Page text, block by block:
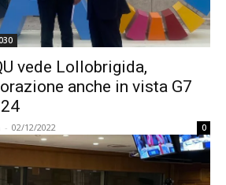
vede Lollobrigida,
anche in vista G7
- 02/12/2022 0